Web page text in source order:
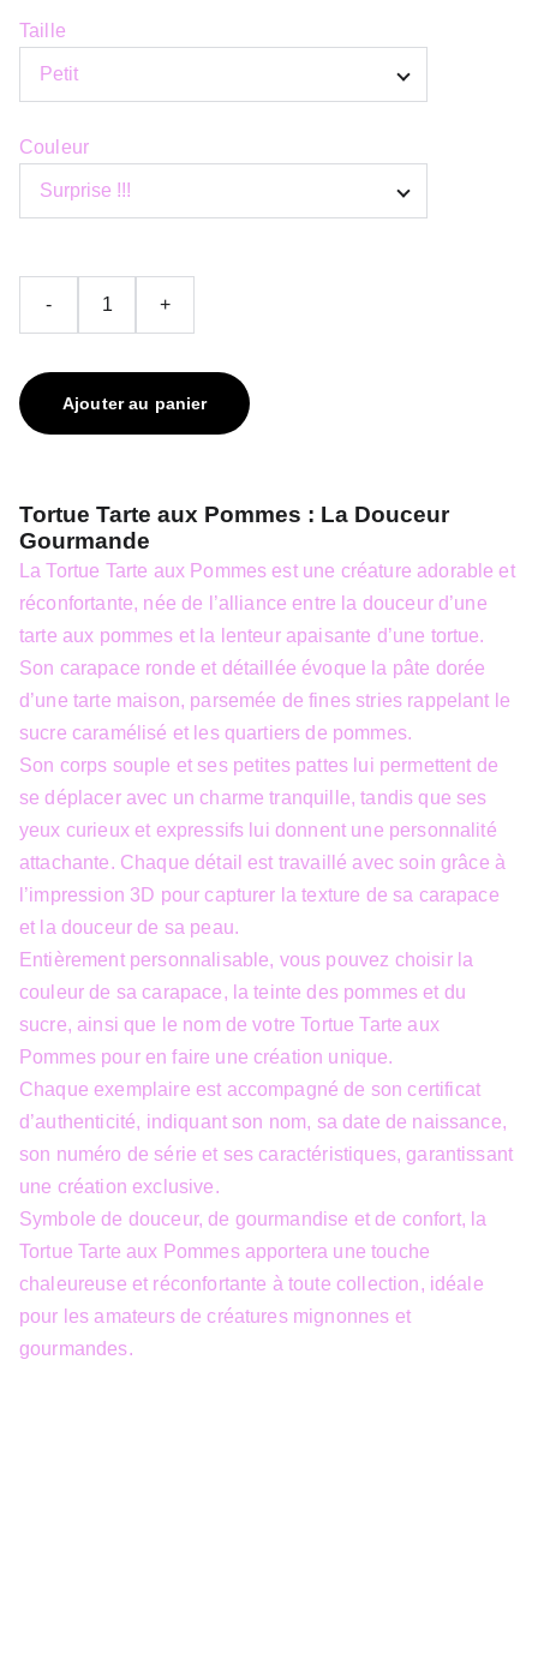
Taille
Couleur
- +
Ajouter au panier
Tortue Tarte aux Pommes : La Douceur
Gourmande
La Tortue Tarte aux Pommes est une créature adorable et
réconfortante, née de l’alliance entre la douceur d’une
tarte aux pommes et la lenteur apaisante d’une tortue.
Son carapace ronde et détaillée évoque la pâte dorée
d’une tarte maison, parsemée de fines stries rappelant le
sucre caramélisé et les quartiers de pommes.
Son corps souple et ses petites pattes lui permettent de
se déplacer avec un charme tranquille, tandis que ses
yeux curieux et expressifs lui donnent une personnalité
attachante. Chaque détail est travaillé avec soin grâce à
l’impression 3D pour capturer la texture de sa carapace
et la douceur de sa peau.
Entièrement personnalisable, vous pouvez choisir la
couleur de sa carapace, la teinte des pommes et du
sucre, ainsi que le nom de votre Tortue Tarte aux
Pommes pour en faire une création unique.
Chaque exemplaire est accompagné de son certificat
d’authenticité, indiquant son nom, sa date de naissance,
son numéro de série et ses caractéristiques, garantissant
une création exclusive.
Symbole de douceur, de gourmandise et de confort, la
Tortue Tarte aux Pommes apportera une touche
chaleureuse et réconfortante à toute collection, idéale
pour les amateurs de créatures mignonnes et
gourmandes.